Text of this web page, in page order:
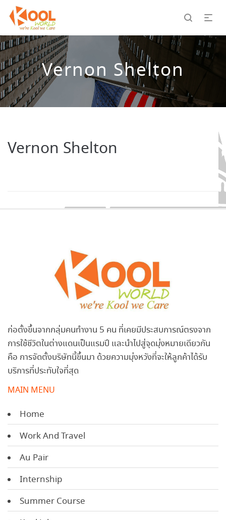
Vernon Shelton
Vernon Shelton
ก่อตั้งขึ้นจากกลุ่มคนทำงาน 5 คน ที่เคยมีประสบการณ์ตรงจาก
การใช้ชีวิตในต่างแดนเป็นแรมปี และนำไปสู่จุดมุ่งหมายเดียวกัน
คือ การจัดตั้งบริษัทนี้ขึ้นมา ด้วยความมุ่งหวังที่จะให้ลูกค้าได้รับ
บริการที่ประทับใจที่สุด
MAIN MENU
Home
Work And Travel
Au Pair
Internship
Summer Course